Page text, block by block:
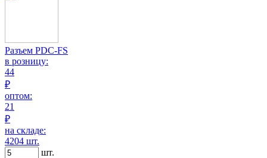
Разъем PDC-FS
в розницу:
44
₽
оптом:
21
₽
на складе:
4204 шт.
шт.